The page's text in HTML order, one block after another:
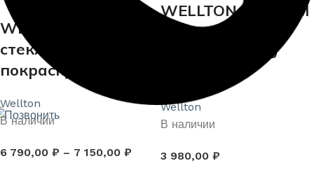
WELLTON DECOR
стеклообои под
покраску 12,5 кв.м.
Wellton
В наличии
6 790,00 ₽ – 7 150,00 ₽
WELLTON ECONOM
стеклообои,
Паутинка W40
Wellton
В наличии
3 980,00 ₽